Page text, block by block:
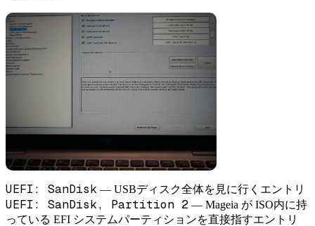
UEFI: SanDisk — USBディスク全体を見に行くエントリ
UEFI: SanDisk, Partition 2 — Mageia が ISO内に持
っている EFI システムパーティションを直接指すエントリ